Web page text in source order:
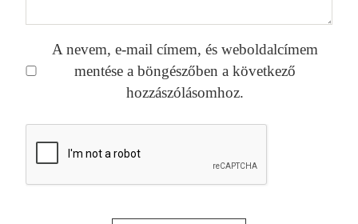
A nevem, e-mail címem, és weboldalcímem
mentése a böngészőben a következő
hozzászólásomhoz.